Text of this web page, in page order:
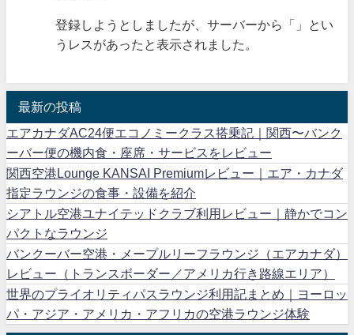
登録しようとしましたが、サーバーから「」とい
うレスがあったと表示されました。
最新の投稿
エアカナダAC24便エコノミークラス搭乗記｜関西〜バンク
ーバー便の機内食・座席・サービスをレビュー
関西空港Lounge KANSAI Premiumレビュー｜エア・カナダ
指定ラウンジの食事・設備を紹介
シアトル空港ユナイテッドクラブ利用レビュー｜静かでコン
パクトなラウンジ
バンクーバー空港・メープルリーフラウンジ（エアカナダ）
レビュー（トランスボーダー／アメリカ行き路線エリア）
世界のプライオリティパスラウンジ利用記まとめ｜ヨーロッ
パ・アジア・アメリカ・アフリカの空港ラウンジ体験